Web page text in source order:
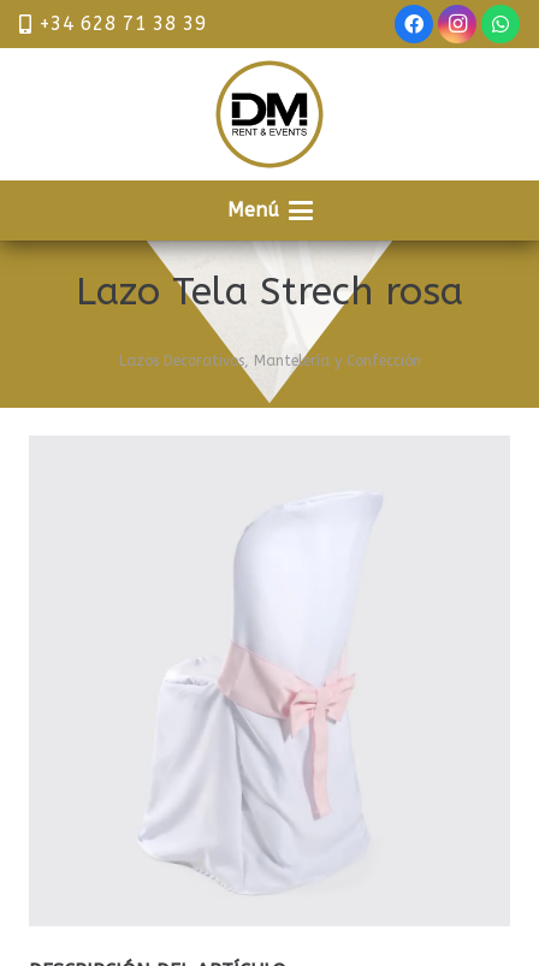
+34 628 71 38 39
Menú
Lazo Tela Strech rosa
Lazos Decorativos, Mantelería y Confección